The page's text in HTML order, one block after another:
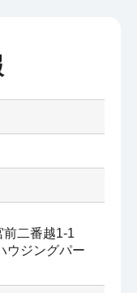
二番越1-1
ウジングパー